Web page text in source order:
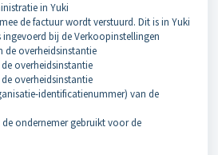
in Yuki
de factuur wordt verstuurd. Dit is in Yuki
bij de Verkoopinstellingen
de overheidsinstantie
overheidsinstantie
overheidsinstantie
identificatienummer) van de
ondernemer gebruikt voor de